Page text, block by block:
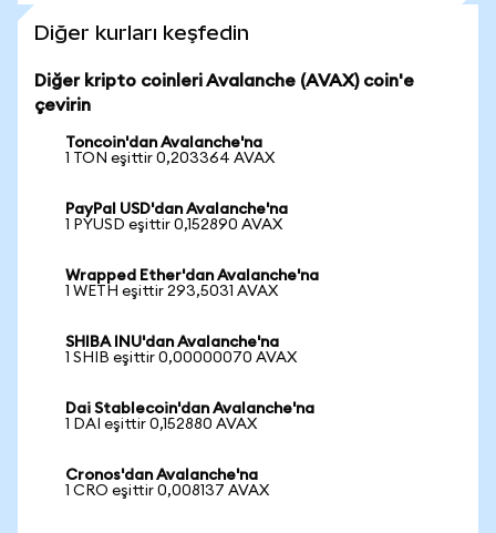
Diğer kurları keşfedin
Diğer kripto coinleri Avalanche (AVAX) coin'e
çevirin
Toncoin'dan Avalanche'na
1 TON eşittir 0,203364 AVAX
PayPal USD'dan Avalanche'na
1 PYUSD eşittir 0,152890 AVAX
Wrapped Ether'dan Avalanche'na
1 WETH eşittir 293,5031 AVAX
SHIBA INU'dan Avalanche'na
1 SHIB eşittir 0,00000070 AVAX
Dai Stablecoin'dan Avalanche'na
1 DAI eşittir 0,152880 AVAX
Cronos'dan Avalanche'na
1 CRO eşittir 0,008137 AVAX